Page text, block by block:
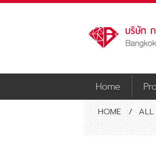
Home
HOME / ALL